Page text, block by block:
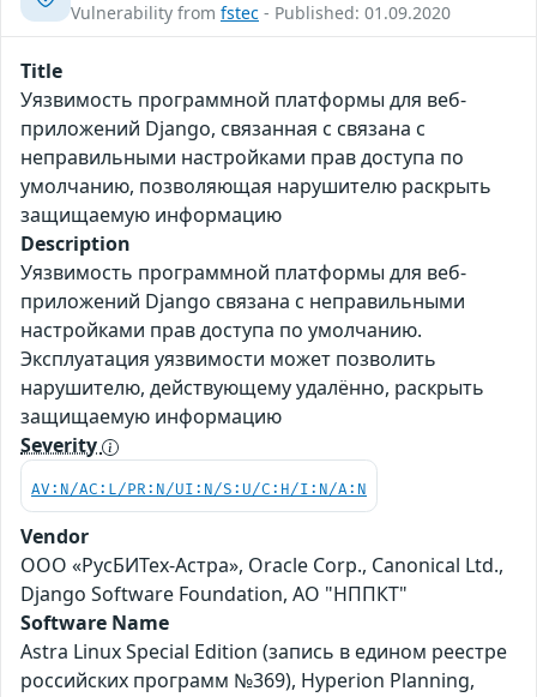
Vulnerability from fstec - Published: 01.09.2020
Title
Уязвимость программной платформы для веб-
приложений Django, связанная с связана с
неправильными настройками прав доступа по
умолчанию, позволяющая нарушителю раскрыть
защищаемую информацию
Description
Уязвимость программной платформы для веб-
приложений Django связана с неправильными
настройками прав доступа по умолчанию.
Эксплуатация уязвимости может позволить
нарушителю, действующему удалённо, раскрыть
защищаемую информацию
Severity
AV:N/AC:L/PR:N/UI:N/S:U/C:H/I:N/A:N
Vendor
ООО «РусБИТех-Астра», Oracle Corp., Canonical Ltd.,
Django Software Foundation, АО "НППКТ"
Software Name
Astra Linux Special Edition (запись в едином реестре
российских программ №369), Hyperion Planning,